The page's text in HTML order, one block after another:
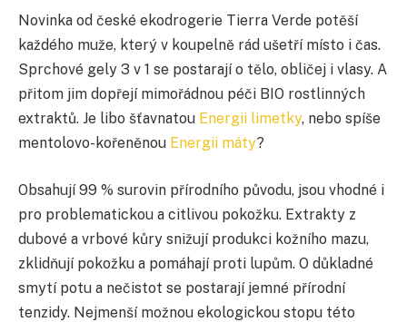
Novinka od české ekodrogerie Tierra Verde potěší
každého muže, který v koupelně rád ušetří místo i čas.
Sprchové gely 3 v 1 se postarají o tělo, obličej i vlasy. A
přitom jim dopřejí mimořádnou péči BIO rostlinných
extraktů. Je libo šťavnatou Energii limetky, nebo spíše
mentolovo-kořeněnou Energii máty?
Obsahují 99 % surovin přírodního původu, jsou vhodné i
pro problematickou a citlivou pokožku. Extrakty z
dubové a vrbové kůry snižují produkci kožního mazu,
zklidňují pokožku a pomáhají proti lupům. O důkladné
smytí potu a nečistot se postarají jemné přírodní
tenzidy. Nejmenší možnou ekologickou stopu této